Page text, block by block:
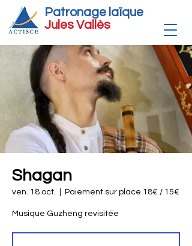
Patronage laïque
Jules Vallès
Shagan
ven. 18 oct. Paiement sur place 18€ / 15€
Musique Guzheng revisitée